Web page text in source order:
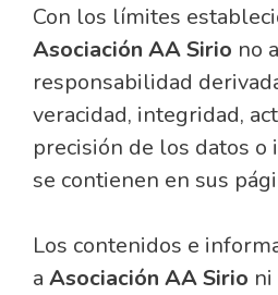
Con los límites
Asociación AA Sirio no
responsabilidad
veracidad, integridad,
precisión de los datos o
se contienen en sus
Los contenidos e
a Asociación AA Sirio